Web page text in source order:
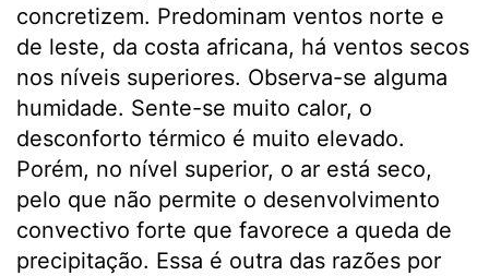
concretizem. Predominam ventos norte e
de leste, da costa africana, há ventos secos
nos níveis superiores. Observa-se alguma
humidade. Sente-se muito calor, o
desconforto térmico é muito elevado.
Porém, no nível superior, o ar está seco,
pelo que não permite o desenvolvimento
convectivo forte que favorece a queda de
precipitação. Essa é outra das razões por